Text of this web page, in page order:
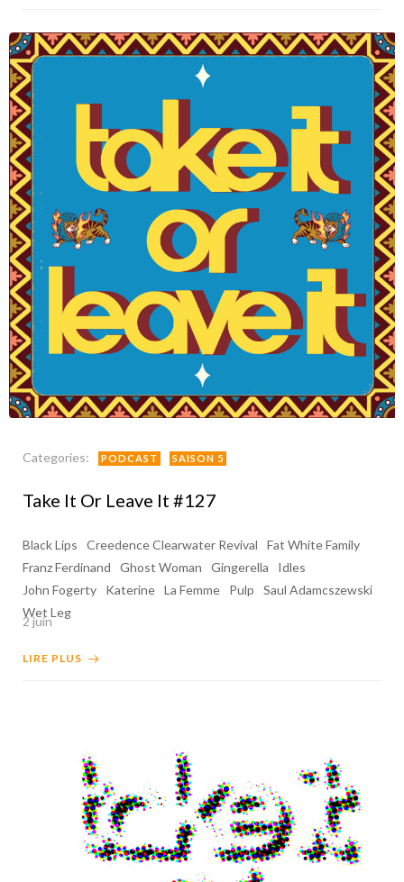
Categories: PODCAST SAISON 5
Take It Or Leave It #127
Black Lips Creedence Clearwater Revival
Fat White Family
Franz Ferdinand
Ghost Woman Gingerella
Idles
John Fogerty
Katerine La Femme Pulp
Saul Adamcszewski
Wet Leg
2 juin
LIRE PLUS